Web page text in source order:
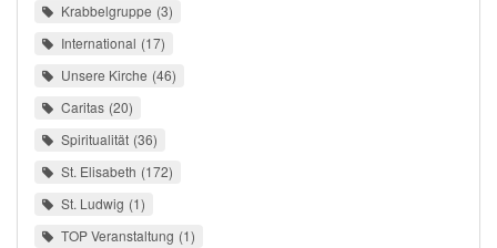
Krabbelgruppe 3
International 17
Unsere Kirche 46
Caritas 20
Spiritualität 36
St. Elisabeth 172
St. Ludwig 1
TOP Veranstaltung 1